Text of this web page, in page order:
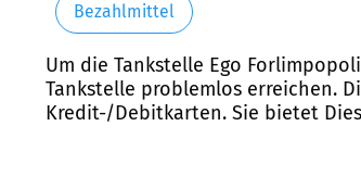
Bezahlmittel
Um die Tankstelle Ego
Tankstelle problemlos erreichen.
Kredit-/Debitkarten. Sie bietet